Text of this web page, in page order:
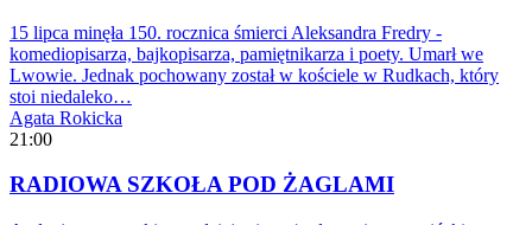
15 lipca minęła 150. rocznica śmierci Aleksandra Fredry -
komediopisarza, bajkopisarza, pamiętnikarza i poety. Umarł we
Lwowie. Jednak pochowany został w kościele w Rudkach, który
stoi niedaleko…
Agata Rokicka
21:00
RADIOWA SZKOŁA POD ŻAGLAMI